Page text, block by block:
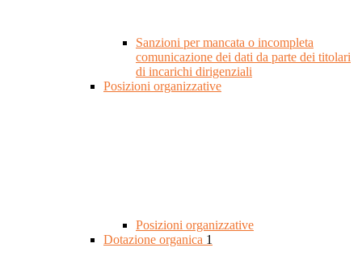
Sanzioni per mancata o incompleta
comunicazione dei dati da parte dei titolari
di incarichi dirigenziali
Posizioni organizzative
Posizioni organizzative
Dotazione organica 1